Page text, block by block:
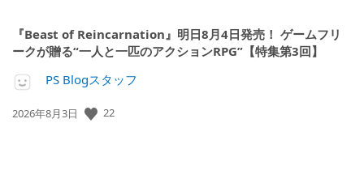
『Beast of Reincarnation』明日8月4日発売！ ゲームフリ
ークが贈る“一人と一匹のアクションRPG”【特集第3回】
PS Blogスタッフ
公
2026年8月3日 22